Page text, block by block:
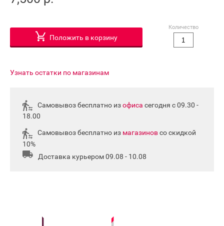
Положить в корзину
Количество
Узнать остатки по магазинам
Самовывоз бесплатно изофиса сегодня с 09.30 -
18.00
Самовывоз бесплатно из магазиновсо скидкой
10%
Доставка курьером 09.08 - 10.08